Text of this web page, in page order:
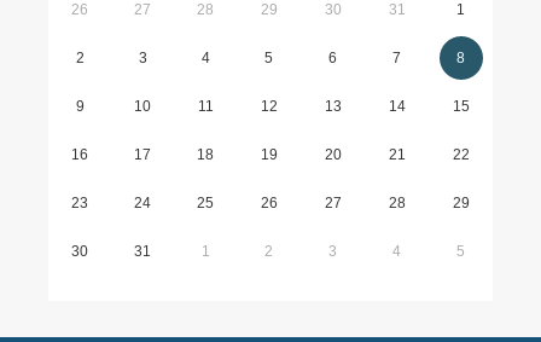
26 27 28 29 30 31 1
2 3 4 5 6 7 8
9 10 11 12 13 14 15
16 17 18 19 20 21 22
23 24 25 26 27 28 29
30 31 1 2 3 4 5